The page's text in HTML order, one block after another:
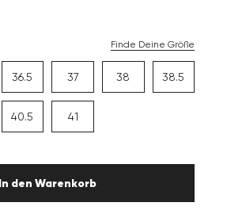
Finde Deine Größe
36.5 37 38 38.5
40.5 41
In den Warenkorb